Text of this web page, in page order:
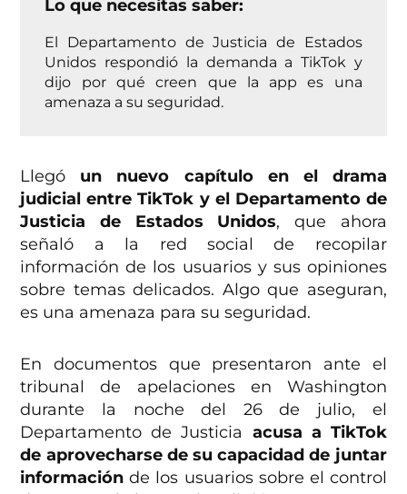
Lo que necesitas saber:
El Departamento de Justicia de Estados
Unidos respondió la demanda a TikTok y
dijo por qué creen que la app es una
amenaza a su seguridad.
Llegó un nuevo capítulo en el drama
judicial entre TikTok y el Departamento de
Justicia de Estados Unidos, que ahora
señaló a la red social de recopilar
información de los usuarios y sus opiniones
sobre temas delicados. Algo que aseguran,
es una amenaza para su seguridad.
En documentos que presentaron ante el
tribunal de apelaciones en Washington
durante la noche del 26 de julio, el
Departamento de Justicia acusa a TikTok
de aprovecharse de su capacidad de juntar
información de los usuarios sobre el control